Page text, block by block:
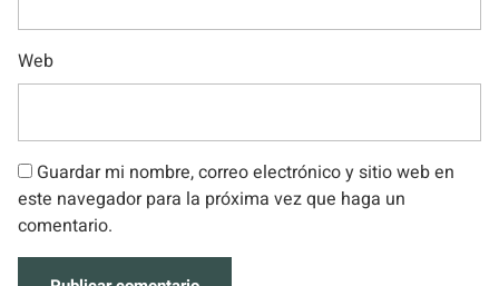
Web
Guardar mi nombre, correo electrónico y sitio web en
este navegador para la próxima vez que haga un
comentario.